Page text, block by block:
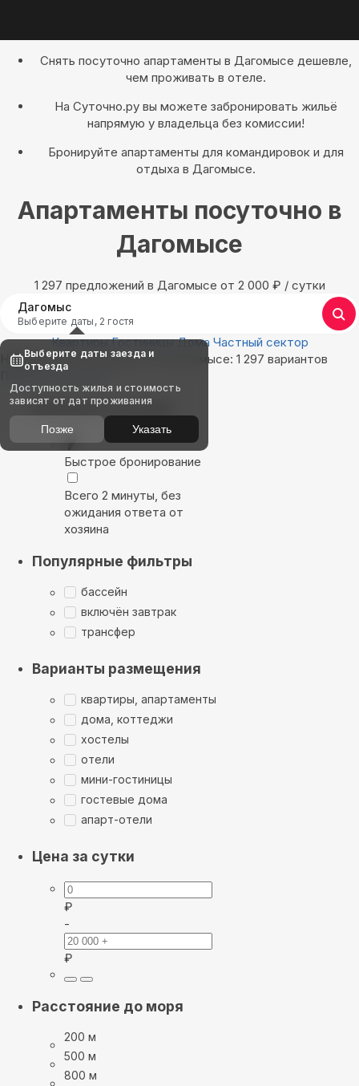
Снять посуточно апартаменты в Дагомысе дешевле,
чем проживать в отеле.
На Суточно.ру вы можете забронировать жильё
напрямую у владельца без комиссии!
Бронируйте апартаменты для командировок и для
отдыха в Дагомысе.
Апартаменты посуточно в
Дагомысе
1 297 предложений в Дагомысе oт 2 000 ₽ / сутки
Дагомыс
Выберите даты, 2 гостя
Квартиры Гостиницы Дома Частный сектор
Найдём, где остановиться в Дагомысе: 1 297 вариантов
Показать на карте
Выбирайте лучшее
Быстрое бронирование
Всего 2 минуты, без
ожидания ответа от
хозяина
Популярные фильтры
бассейн
включён завтрак
трансфер
Варианты размещения
квартиры, апартаменты
дома, коттеджи
хостелы
отели
мини-гостиницы
гостевые дома
апарт-отели
Цена за сутки
₽
-
₽
Расстояние до моря
200 м
500 м
800 м
Выберите даты заезда и
отъезда
Доступность жилья и стоимость
зависят от дат проживания
Позже Указать